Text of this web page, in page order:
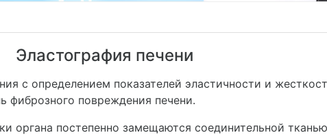
Эластография печени
с определением показателей эластичности и
фиброзного повреждения печени.
органа постепенно замещаются соединительной